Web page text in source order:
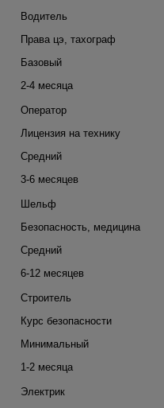
Водитель
Права цэ, тахограф
Базовый
2-4 месяца
Оператор
Лицензия на технику
Средний
3-6 месяцев
Шельф
Безопасность, медицина
Средний
6-12 месяцев
Строитель
Курс безопасности
Минимальный
1-2 месяца
Электрик